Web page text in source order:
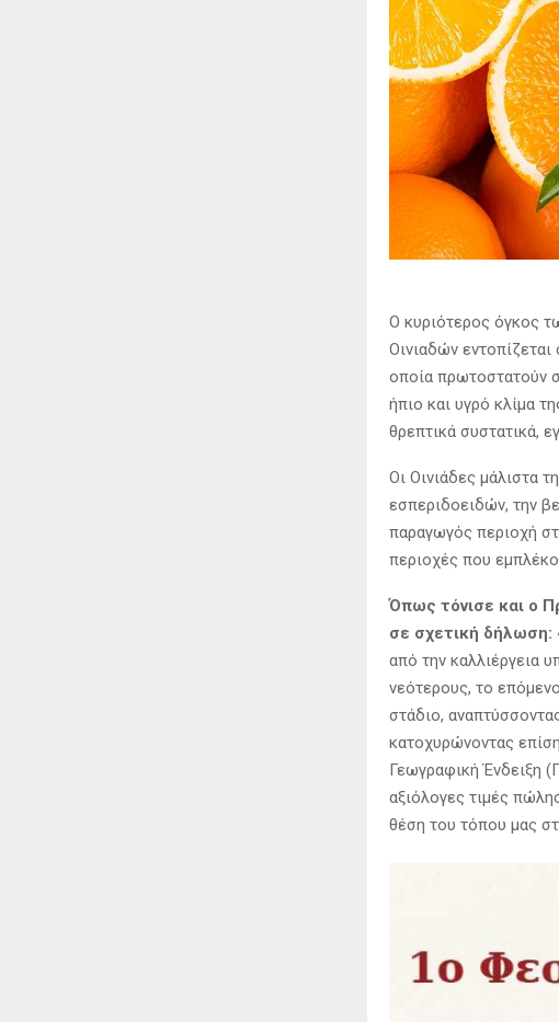
Ο κυριότερος όγκος
Οινιαδών
οποία πρωτοστατούν
ήπιο και υγρό κλίμα
θρεπτικά συστατικά,
Οι Οινιάδες μάλιστα
εσπεριδοειδών, την
παραγωγός περιοχή
περιοχές που
Όπως τόνισε και ο
σε σχετική δήλωση:
από την καλλιέργεια
νεότερους, το
στάδιο,
κατοχυρώνοντας
Γεωγραφική Ένδειξη
αξιόλογες τιμές
θέση του τόπου μας